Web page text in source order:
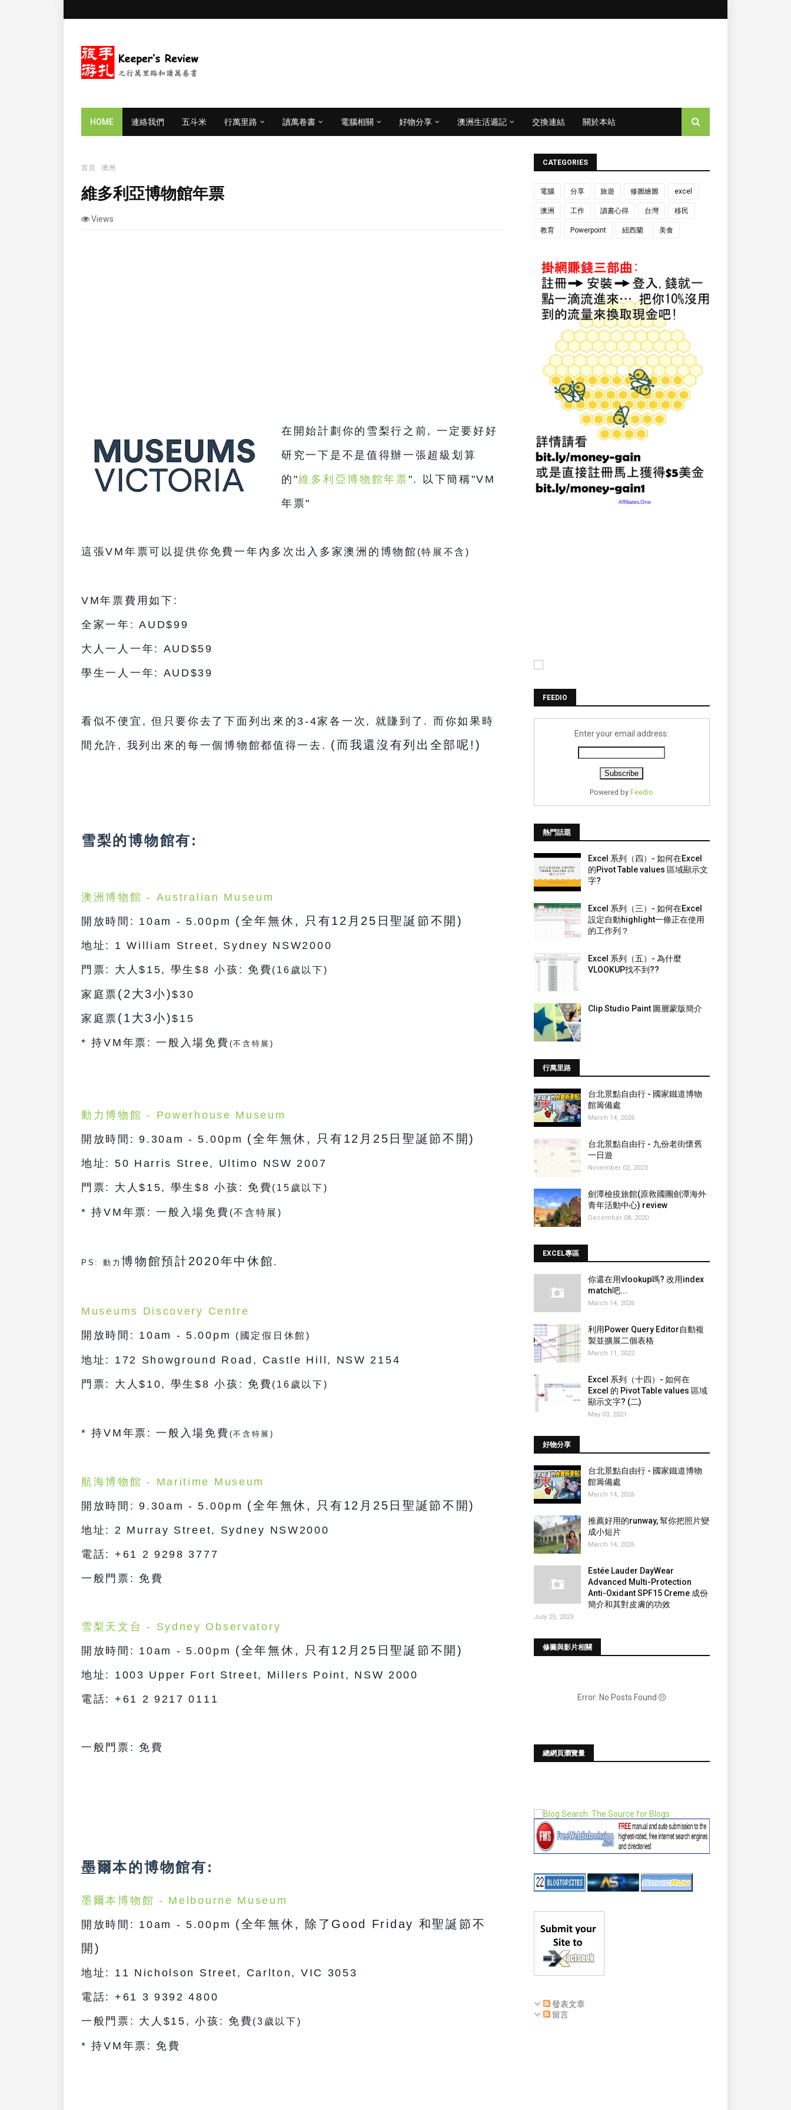
HOME 連絡我們 五斗米 行萬里路 讀萬卷書 電腦相關 好物分享 澳洲生活週記 交換連結 關於本站
首頁 澳洲
維多利亞博物館年票
Views
在開始計劃你的雪梨行之前, 一定要好好
研究一下是不是值得辦一張超級划算
的"維多利亞博物館年票". 以下簡稱"VM
年票"
這張VM年票可以提供你 免費一年內 多次出入多家澳洲的博物館 (特展不含)
VM年票費用如下:
全家一年: AUD$99
大人一人一年: AUD$59
學生一人一年: AUD$39
看似不便宜, 但只要你去了下面列出來的3-4家各一次, 就賺到了. 而你如果時
間允許, 我列出來的每一個博物館都值得一去. (而我還沒有列出全部呢!)
雪梨的博物館有:
澳洲博物館 - Australian Museum
開放時間: 10am - 5.00pm (全年無休, 只有12月25日聖誕節不開)
地址: 1 William Street, Sydney NSW2000
門票: 大人$15, 學生$8 小孩: 免費 (16歲以下)
家庭票 (2大3小)$30
家庭票 (1大3小)$15
* 持VM年票: 一般入場免費 (不含特展)
動力博物館 - Powerhouse Museum
開放時間: 9.30am - 5.00pm (全年無休, 只有12月25日聖誕節不開)
地址: 50 Harris Stree, Ultimo NSW 2007
門票: 大人$15, 學生$8 小孩: 免費 (15歲以下)
* 持VM年票: 一般入場免費 (不含特展)
PS: 動力 博物館預計2020年中休館 .
Museums Discovery Centre
開放時間: 10am - 5.00pm (國定假日休館)
地址: 172 Showground Road, Castle Hill, NSW 2154
門票: 大人$10, 學生$8 小孩: 免費 (16歲以下)
* 持VM年票: 一般入場免費 (不含特展)
航海博物館 - Maritime Museum
開放時間: 9.30am - 5.00pm (全年無休, 只有12月25日聖誕節不開)
地址: 2 Murray Street, Sydney NSW2000
電話: +61 2 9298 3777
一般門票: 免費
雪梨天文台 - Sydney Observatory
開放時間: 10am - 5.00pm (全年無休, 只有12月25日聖誕節不開)
地址: 1003 Upper Fort Street, Millers Point, NSW 2000
電話: +61 2 9217 0111
一般門票: 免費
墨爾本的博物館有:
墨爾本博物館 - Melbourne Museum
開放時間: 10am - 5.00pm (全年無休, 除了Good Friday 和聖誕節不
開)
地址: 11 Nicholson Street, Carlton, VIC 3053
電話: +61 3 9392 4800
一般門票: 大人$15, 小孩: 免費 (3歲以下)
* 持VM年票: 免費
CATEGORIES
電腦 分享 旅遊 修圖繪圖 excel
澳洲 工作 讀書心得 台灣 移民
教育 Powerpoint 紐西蘭 美食
FEEDIO
Enter your email address:
Powered byFeedio
熱門話題
Excel 系列（四）- 如何在Excel
的Pivot Table values 區域顯示文
字?
Excel 系列（三）- 如何在Excel
設定自動highlight一條正在使用
的工作列？
Excel 系列（五）- 為什麼
VLOOKUP找不到??
Clip Studio Paint 圖層蒙版簡介
行萬里路
台北景點自由行 - 國家鐵道博物
館籌備處
March 14, 2026
台北景點自由行 - 九份老街懷舊
一日遊
November 02, 2023
劍潭檢疫旅館(原救國團劍潭海外
青年活動中心) review
December 08, 2020
EXCEL專區
你還在用vlookup嗎? 改用index
match吧...
March 14, 2026
利用Power Query Editor自動複
製並擴展二個表格
March 11, 2022
Excel 系列（十四）- 如何在
Excel 的 Pivot Table values 區域
顯示文字? (二)
May 03, 2021
好物分享
台北景點自由行 - 國家鐵道博物
館籌備處
March 14, 2026
推薦好用的runway, 幫你把照片變
成小短片
March 14, 2026
Estée Lauder DayWear
Advanced Multi-Protection
Anti-Oxidant SPF15 Creme 成份
簡介和其對皮膚的功效
July 25, 2023
修圖與影片相關
Error: No Posts Found
總網頁瀏覽量
發表文章
留言